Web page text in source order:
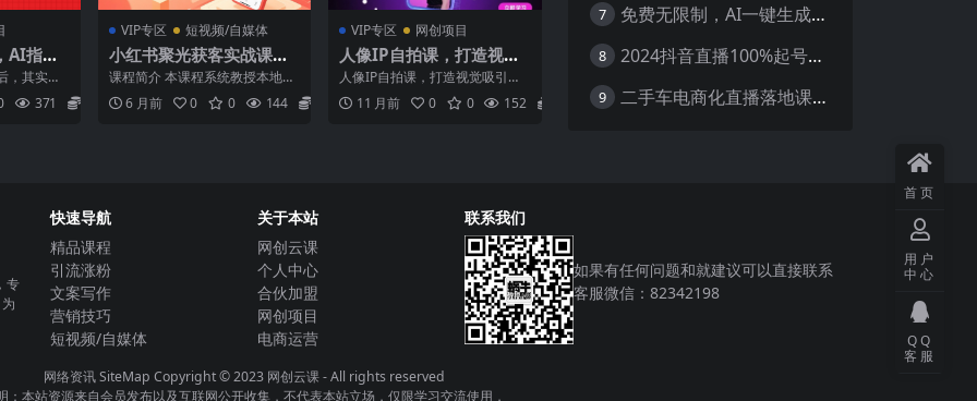
AI指令
，其实有
...
371
VIP专区 短视频/自媒体
小红书聚光获客实战课，
从账号基建、内容流水到
聚光投放，实体店单月盈
利破10万
课程简介 本课程系统教授本地商
家如何通过小红书聚光广告实现
高效获客。内容涵盖从账...
6 月前 0 0 144
VIP专区 网创项目
人像IP自拍课，打造视觉
吸引力【完结】
人像IP自拍课，打造视觉吸引力
【完结】 课程内容： 1、顺序别
搞反，打好基础才能...
11 月前 0 0 152
7 免费无限制，AI一键生成原创中视频，轻松日入2000+，超简单，可矩阵，…
8 2024抖音直播100%起号方法 0粉丝0作品当天破千人在线 多种变现方式
9 二手车电商化直播落地课，从0到1带你玩转二手车直播
专
快速导航
精品课程
引流涨粉
文案写作
营销技巧
短视频/自媒体
关于本站
网创云课
个人中心
合伙加盟
网创项目
电商运营
联系我们
如果有任何问题和就建议可以直接联系
客服微信：82342198
网络资讯SiteMap Copyright © 2023 网创云课- All rights reserved
：本站资源来自会员发布以及互联网公开收集，不代表本站立场，仅限学习交流使用，
首页
用户
中心
QQ
客服